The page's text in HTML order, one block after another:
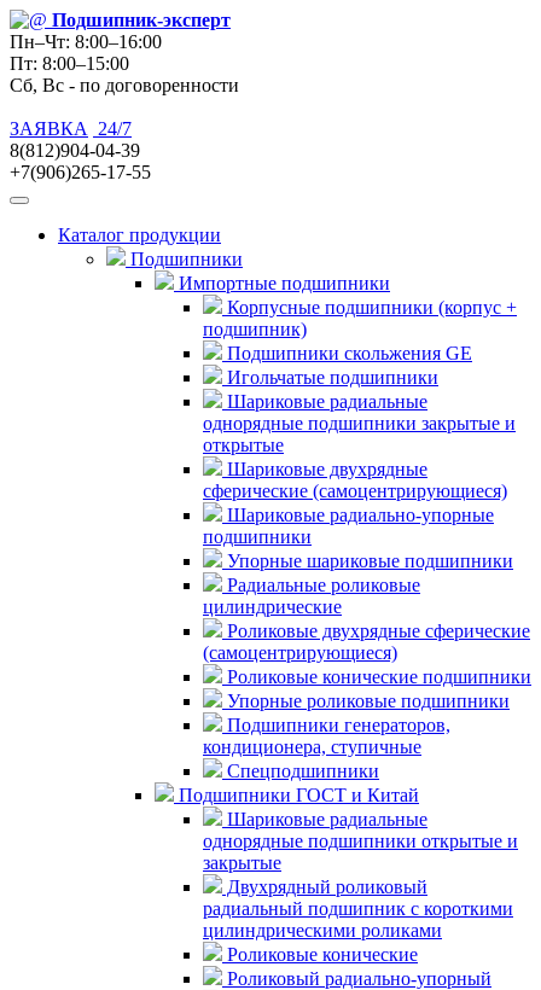
Подшипник-эксперт
Пн–Чт: 8:00–16:00
Пт: 8:00–15:00
Сб, Вс - по договоренности
ЗАЯВКА
24/7
8(812)904-04-39
+7(906)265-17-55
Каталог продукции
Подшипники
Импортные подшипники
Корпусные подшипники (корпус +
подшипник)
Подшипники скольжения GE
Игольчатые подшипники
Шариковые радиальные
однорядные подшипники закрытые и
открытые
Шариковые двухрядные
сферические (самоцентрирующиеся)
Шариковые радиально-упорные
подшипники
Упорные шариковые подшипники
Радиальные роликовые
цилиндрические
Роликовые двухрядные сферические
(самоцентрирующиеся)
Роликовые конические подшипники
Упорные роликовые подшипники
Подшипники генераторов,
кондиционера, ступичные
Спецподшипники
Подшипники ГОСТ и Китай
Шариковые радиальные
однорядные подшипники открытые и
закрытые
Двухрядный роликовый
радиальный подшипник с короткими
цилиндрическими роликами
Роликовые конические
Роликовый радиально-упорный